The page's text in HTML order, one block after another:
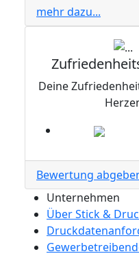
mehr dazu...
Deine
Bewertung
Unternehmen
Über Stick &